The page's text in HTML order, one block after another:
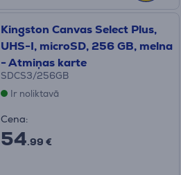
Kingston Canvas Select Plus,
UHS-I, microSD, 256 GB, melna
- Atmiņas karte
SDCS3/256GB
Ir noliktavā
Cena:
54.99 €